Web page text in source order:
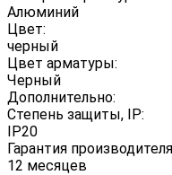
Алюминий
Цвет:
черный
Цвет арматуры:
Черный
Дополнительно:
Степень защиты, IP:
IP20
Гарантия
12 месяцев